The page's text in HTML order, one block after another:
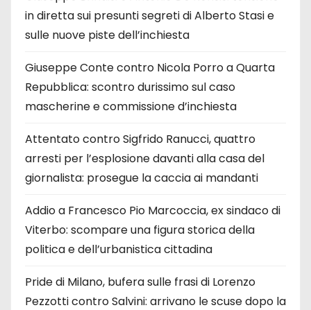
in diretta sui presunti segreti di Alberto Stasi e
sulle nuove piste dell’inchiesta
Giuseppe Conte contro Nicola Porro a Quarta
Repubblica: scontro durissimo sul caso
mascherine e commissione d’inchiesta
Attentato contro Sigfrido Ranucci, quattro
arresti per l’esplosione davanti alla casa del
giornalista: prosegue la caccia ai mandanti
Addio a Francesco Pio Marcoccia, ex sindaco di
Viterbo: scompare una figura storica della
politica e dell’urbanistica cittadina
Pride di Milano, bufera sulle frasi di Lorenzo
Pezzotti contro Salvini: arrivano le scuse dopo la